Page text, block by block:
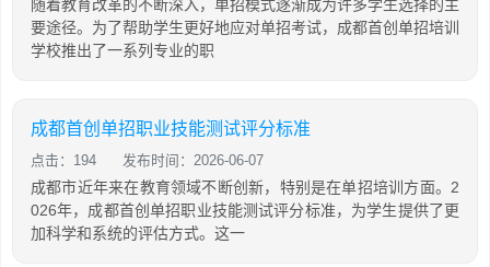
随着教育改革的不断深入，单招模式逐渐成为许多学生选择的主
要途径。为了帮助学生更好地应对单招考试，成都首创单招培训
学校推出了一系列专业的职
成都首创单招职业技能测试评分标准
点击：194 发布时间：2026-06-07
成都市近年来在教育领域不断创新，特别是在单招培训方面。2
026年，成都首创单招职业技能测试评分标准，为学生提供了更
加科学和系统的评估方式。这一